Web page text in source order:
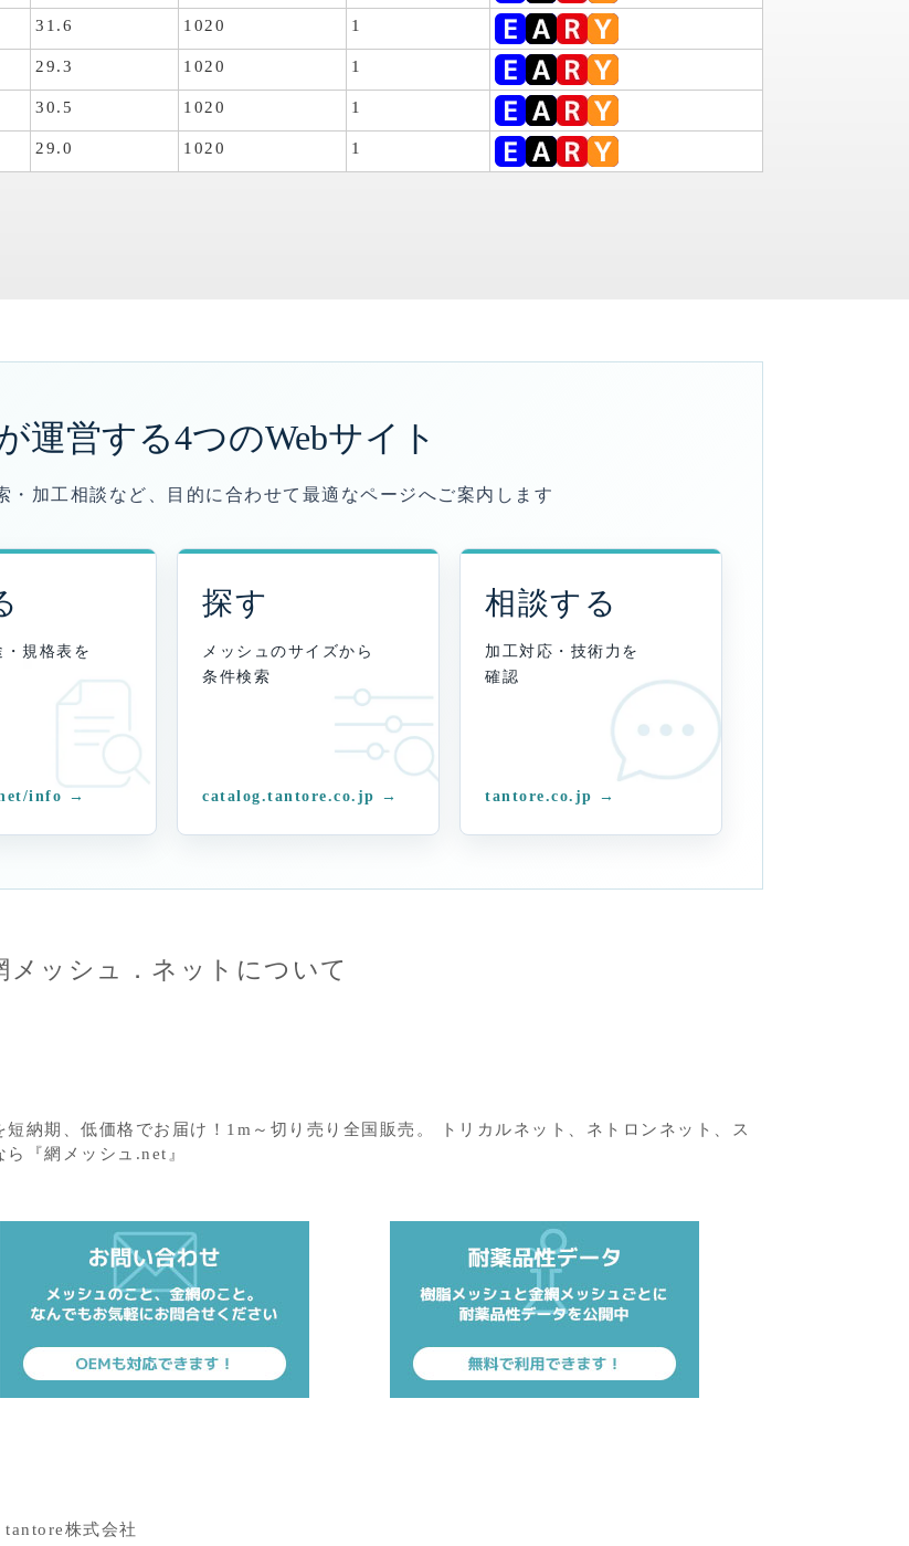
31.6 1020 1
29.3 1020 1
30.5 1020 1
29.0 1020 1
運営する4つのWebサイト
・加工相談など、目的に合わせて最適なページへご案内します
規格表を
info →
探す
メッシュのサイズから
条件検索
catalog.tantore.co.jp →
相談する
加工対応・技術力を
確認
tantore.co.jp →
メッシュ．ネットについて
納期、低価格でお届け！1m～切り売り全国販売。 トリカルネット、ネトロンネット、ス
『網メッシュ.net』
tantore株式会社